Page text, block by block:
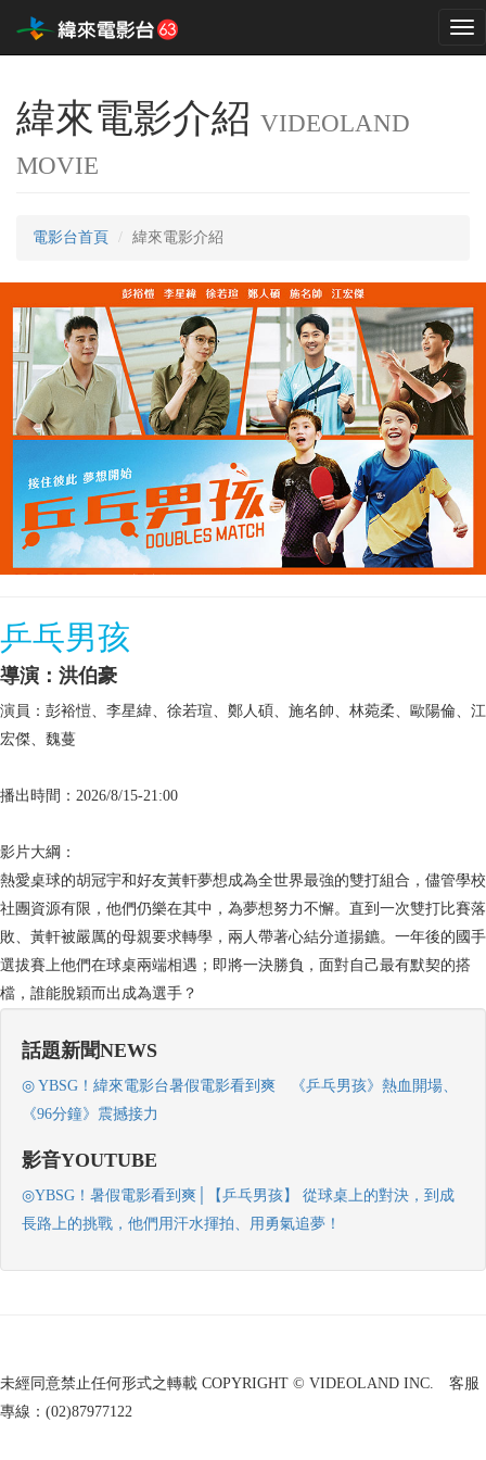
緯來電影介紹 VIDEOLAND
MOVIE
電影台首頁 緯來電影介紹
乒乓男孩
導演：洪伯豪
演員：彭裕愷、李星緯、徐若瑄、鄭人碩、施名帥、林菀柔、歐陽倫、江
宏傑、魏蔓
播出時間：2026/8/15-21:00
影片大綱：
熱愛桌球的胡冠宇和好友黃軒夢想成為全世界最強的雙打組合，儘管學校
社團資源有限，他們仍樂在其中，為夢想努力不懈。直到一次雙打比賽落
敗、黃軒被嚴厲的母親要求轉學，兩人帶著心結分道揚鑣。一年後的國手
選拔賽上他們在球桌兩端相遇；即將一決勝負，面對自己最有默契的搭
檔，誰能脫穎而出成為選手？
話題新聞NEWS
◎ YBSG！緯來電影台暑假電影看到爽 《乒乓男孩》熱血開場、
《96分鐘》震撼接力
影音YOUTUBE
◎YBSG！暑假電影看到爽│【乒乓男孩】 從球桌上的對決，到成
長路上的挑戰，他們用汗水揮拍、用勇氣追夢！
未經同意禁止任何形式之轉載 COPYRIGHT © VIDEOLAND INC. 客服
專線：(02)87977122